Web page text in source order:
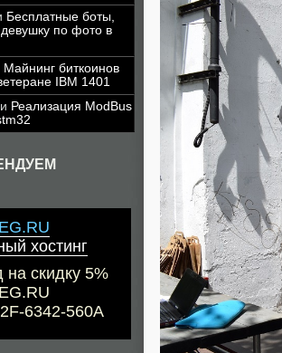
Бесплатные боты,
по фото в
Майнинг биткоинов
IBM 1401
Реализация ModBus
хостинг
на скидку 5%
6342-560A